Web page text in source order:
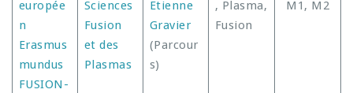
europée
n
Erasmus
mundus
FUSION-
Sciences
Fusion
et des
Plasmas
Etienne
Gravier
(Parcour
s)
, Plasma,
Fusion
M1, M2